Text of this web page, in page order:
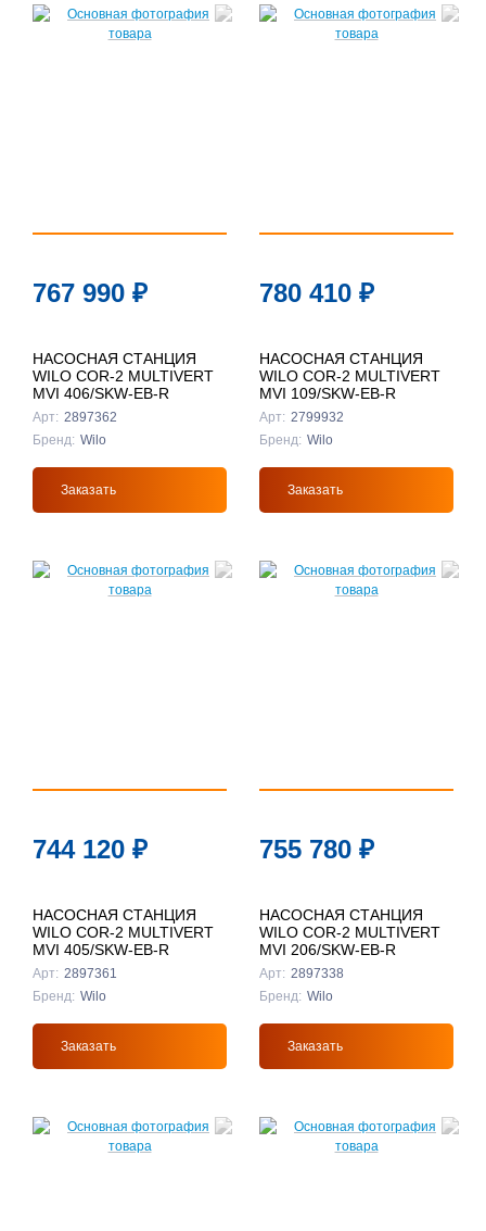
↑
↓
767 990 ₽
НАСОСНАЯ СТАНЦИЯ
WILO COR-2 MULTIVERT
MVI 406/SKW-EB-R
Арт: 2897362
Бренд: Wilo
Заказать
780 410 ₽
НАСОСНАЯ СТАНЦИЯ
WILO COR-2 MULTIVERT
MVI 109/SKW-EB-R
Арт: 2799932
Бренд: Wilo
Заказать
744 120 ₽
НАСОСНАЯ СТАНЦИЯ
WILO COR-2 MULTIVERT
MVI 405/SKW-EB-R
Арт: 2897361
Бренд: Wilo
Заказать
755 780 ₽
НАСОСНАЯ СТАНЦИЯ
WILO COR-2 MULTIVERT
MVI 206/SKW-EB-R
Арт: 2897338
Бренд: Wilo
Заказать